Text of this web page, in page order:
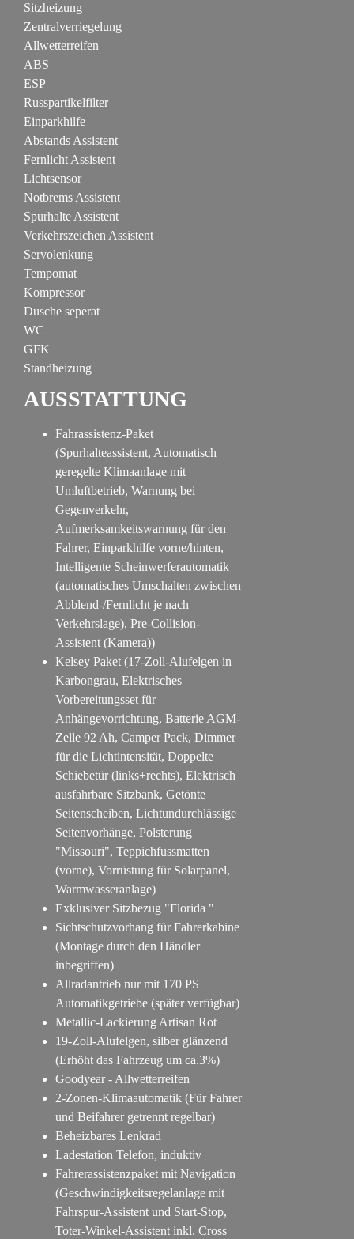
Sitzheizung
Zentralverriegelung
Allwetterreifen
ABS
ESP
Russpartikelfilter
Einparkhilfe
Abstands Assistent
Fernlicht Assistent
Lichtsensor
Notbrems Assistent
Spurhalte Assistent
Verkehrszeichen Assistent
Servolenkung
Tempomat
Kompressor
Dusche seperat
WC
GFK
Standheizung
AUSSTATTUNG
Fahrassistenz-Paket
(Spurhalteassistent, Automatisch
geregelte Klimaanlage mit
Umluftbetrieb, Warnung bei
Gegenverkehr,
Aufmerksamkeitswarnung für den
Fahrer, Einparkhilfe vorne/hinten,
Intelligente Scheinwerferautomatik
(automatisches Umschalten zwischen
Abblend-/Fernlicht je nach
Verkehrslage), Pre-Collision-
Assistent (Kamera))
Kelsey Paket (17-Zoll-Alufelgen in
Karbongrau, Elektrisches
Vorbereitungsset für
Anhängevorrichtung, Batterie AGM-
Zelle 92 Ah, Camper Pack, Dimmer
für die Lichtintensität, Doppelte
Schiebetür (links+rechts), Elektrisch
ausfahrbare Sitzbank, Getönte
Seitenscheiben, Lichtundurchlässige
Seitenvorhänge, Polsterung
"Missouri", Teppichfussmatten
(vorne), Vorrüstung für Solarpanel,
Warmwasseranlage)
Exklusiver Sitzbezug "Florida "
Sichtschutzvorhang für Fahrerkabine
(Montage durch den Händler
inbegriffen)
Allradantrieb nur mit 170 PS
Automatikgetriebe (später verfügbar)
Metallic-Lackierung Artisan Rot
19-Zoll-Alufelgen, silber glänzend
(Erhöht das Fahrzeug um ca.3%)
Goodyear - Allwetterreifen
2-Zonen-Klimaautomatik (Für Fahrer
und Beifahrer getrennt regelbar)
Beheizbares Lenkrad
Ladestation Telefon, induktiv
Fahrerassistenzpaket mit Navigation
(Geschwindigkeitsregelanlage mit
Fahrspur-Assistent und Start-Stop,
Toter-Winkel-Assistent inkl. Cross